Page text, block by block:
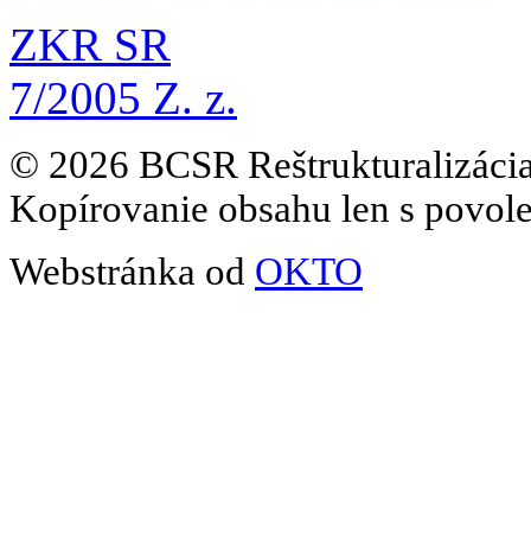
ZKR SR
7/2005 Z. z.
© 2026 BCSR
Kopírovanie obsahu len s
Webstránka od OKTO